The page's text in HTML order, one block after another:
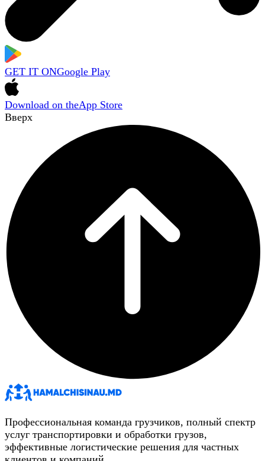
GET IT ONGoogle Play
Download on theApp Store
Вверх
Профессиональная команда грузчиков, полный спектр
услуг транспортировки и обработки грузов,
эффективные логистические решения для частных